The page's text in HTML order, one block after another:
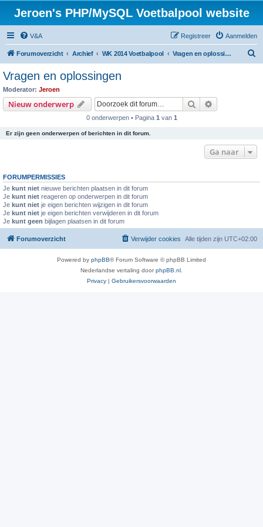
Jeroen's PHP/MySQL Voetbalpool website
V&A Aanmelden
Registreer
Forumoverzicht Archief WK 2014 Voetbalpool Vragen en oplossingen
Vragen en oplossingen
Moderator: Jeroen
Nieuw onderwerp Zoek
0 onderwerpen • Pagina 1 van 1
Er zijn geen onderwerpen of berichten in dit forum.
Ga naar
FORUMPERMISSIES
Je kunt niet nieuwe berichten plaatsen in dit forum
Je kunt niet reageren op onderwerpen in dit forum
Je kunt niet je eigen berichten wijzigen in dit forum
Je kunt niet je eigen berichten verwijderen in dit forum
Je kunt geen bijlagen plaatsen in dit forum
Forumoverzicht Alle tijden zijn UTC+02:00
Verwijder cookies
Powered by phpBB® Forum Software © phpBB Limited
Nederlandse vertaling doorphpBB.nl
Privacy | Gebruikersvoorwaarden